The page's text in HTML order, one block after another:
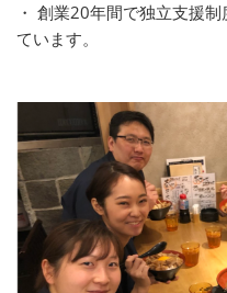
・ 創業20年間で独立支援
ています。